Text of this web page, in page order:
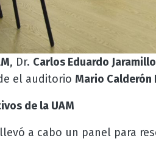
, Dr. Carlos Eduardo
el auditorio Mario Calderón
de la UAM
a cabo un panel para